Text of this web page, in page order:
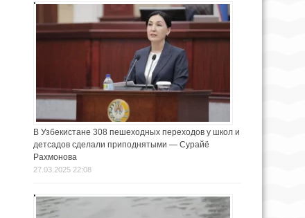
В Узбекистане 308 пешеходных переходов у школ и
детсадов сделали приподнятыми — Сурайё
Рахмонова
27.03.2025 22:08